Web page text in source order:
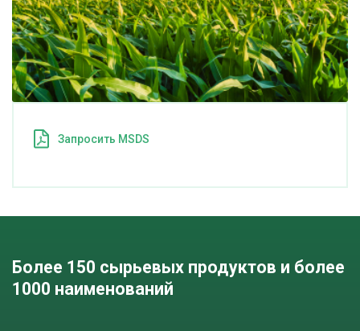
Запросить MSDS
Более 150 сырьевых продуктов и более
1000 наименований